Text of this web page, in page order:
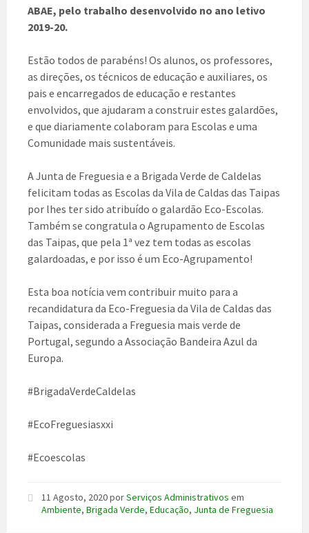
ABAE, pelo trabalho desenvolvido no ano letivo
2019-20.
Estão todos de parabéns! Os alunos, os professores,
as direções, os técnicos de educação e auxiliares, os
pais e encarregados de educação e restantes
envolvidos, que ajudaram a construir estes galardões,
e que diariamente colaboram para Escolas e uma
Comunidade mais sustentáveis.
A Junta de Freguesia e a Brigada Verde de Caldelas
felicitam todas as Escolas da Vila de Caldas das Taipas
por lhes ter sido atribuído o galardão Eco-Escolas.
Também se congratula o Agrupamento de Escolas
das Taipas, que pela 1ª vez tem todas as escolas
galardoadas, e por isso é um Eco-Agrupamento!
Esta boa notícia vem contribuir muito para a
recandidatura da Eco-Freguesia da Vila de Caldas das
Taipas, considerada a Freguesia mais verde de
Portugal, segundo a Associação Bandeira Azul da
Europa.
#BrigadaVerdeCaldelas
#EcoFreguesiasxxi
#Ecoescolas
11 Agosto, 2020porServiços Administrativos em
Ambiente, Brigada Verde, Educação, Junta de Freguesia